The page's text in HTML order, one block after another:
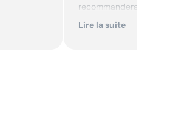
recommandera
i. Articles bien
Lire la suite